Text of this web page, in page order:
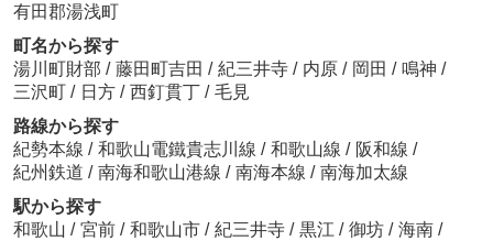
有田郡湯浅町
町名から探す
湯川町財部 / 藤田町吉田 / 紀三井寺 / 内原 / 岡田 / 鳴神 /
三沢町 / 日方 / 西釘貫丁 / 毛見
路線から探す
紀勢本線 / 和歌山電鐵貴志川線 / 和歌山線 / 阪和線 /
紀州鉄道 / 南海和歌山港線 / 南海本線 / 南海加太線
駅から探す
和歌山 / 宮前 / 和歌山市 / 紀三井寺 / 黒江 / 御坊 / 海南 /